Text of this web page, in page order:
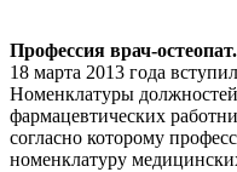
Профессия врач-остеопат.
18 марта 2013 года
Номенклатуры
фармацевтических
согласно которому
номенклатуру